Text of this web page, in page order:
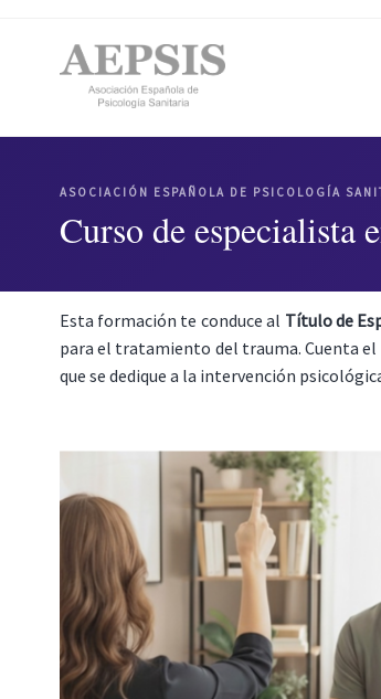
ASOCIACIÓN ESPAÑOLA DE PSICOLOGÍA
Curso de especialista
Esta formación te conduce al Títulode
para el tratamiento del trauma. Cuenta
que se dedique a la intervención